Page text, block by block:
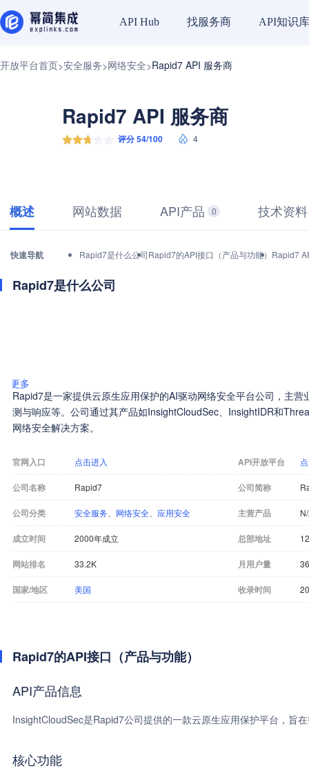
API Hub 找服务商 API知识库
开放平台首页>安全服务>网络安全>Rapid7 API 服务商
Rapid7 API 服务商
评分 54/100 4
概述 网站数据 API产品 0 技术资料
快速导航 Rapid7是什么公司Rapid7的API接口（产品与功能） Rapid7
Rapid7是什么公司
更多
Rapid7是一家提供云原生应用保护的AI驱动网络安全平台公司，主
测与响应等。公司通过其产品如InsightCloudSec、InsightIDR和
网络安全解决方案。
官网入口 点击进入 API开放平台
公司名称 Rapid7 公司简称
公司分类 安全服务 网络安全 应用安全 主营产品
成立时间 2000年成立 总部地址
网站排名 33.2K 月用户量
国家/地区 美国 收录时间
Rapid7的API接口（产品与功能）
API产品信息
InsightCloudSec是Rapid7公司提供的一款云原生应用保护平台，旨
核心功能